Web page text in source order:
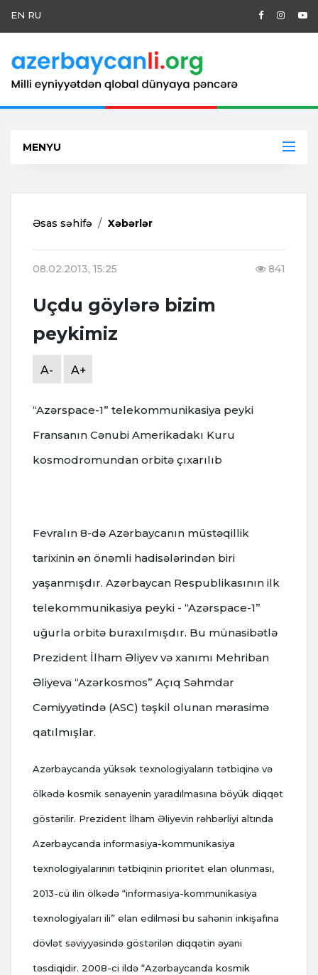
EN RU
MENYU
Əsas səhifə Xəbərlər
08.02.2013, 15:25 841
Uçdu göylərə bizim
peykimiz
A- A+
“Azərspace-1” telekommunikasiya peyki
Fransanın Cənubi Amerikadakı Kuru
kosmodromundan orbitə çıxarılıb
Fevralın 8-də Azərbaycanın müstəqillik
tarixinin ən önəmli hadisələrindən biri
yaşanmışdır. Azərbaycan Respublikasının ilk
telekommunikasiya peyki - “Azərspace-1”
uğurla orbitə buraxılmışdır. Bu münasibətlə
Prezident İlham Əliyev və xanımı Mehriban
Əliyeva “Azərkosmos” Açıq Səhmdar
Cəmiyyətində (ASC) təşkil olunan mərasimə
qatılmışlar.
Azərbaycanda yüksək texnologiyaların tətbiqinə və
ölkədə kosmik sənayenin yaradılmasına böyük diqqət
göstərilir. Prezident İlham Əliyevin rəhbərliyi altında
Azərbaycanda informasiya-kommunikasiya
texnologiyalarının tətbiqinin prioritet elan olunması,
2013-cü ilin ölkədə “informasiya-kommunikasiya
texnologiyaları ili” elan edilməsi bu sahənin inkişafına
dövlət səviyyəsində göstərilən diqqətin əyani
təsdiqidir. 2008-ci ildə “Azərbaycanda kosmik